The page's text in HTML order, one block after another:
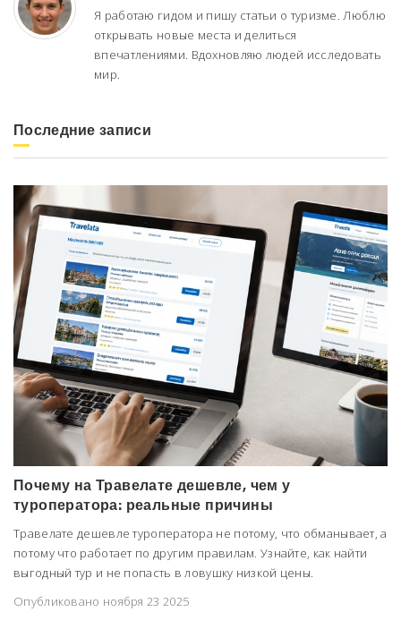
Я работаю гидом и пишу статьи о туризме. Люблю
открывать новые места и делиться
впечатлениями. Вдохновляю людей исследовать
мир.
Последние записи
Почему на Травелате дешевле, чем у
туроператора: реальные причины
Травелате дешевле туроператора не потому, что обманывает, а
потому что работает по другим правилам. Узнайте, как найти
выгодный тур и не попасть в ловушку низкой цены.
Опубликовано ноября 23 2025